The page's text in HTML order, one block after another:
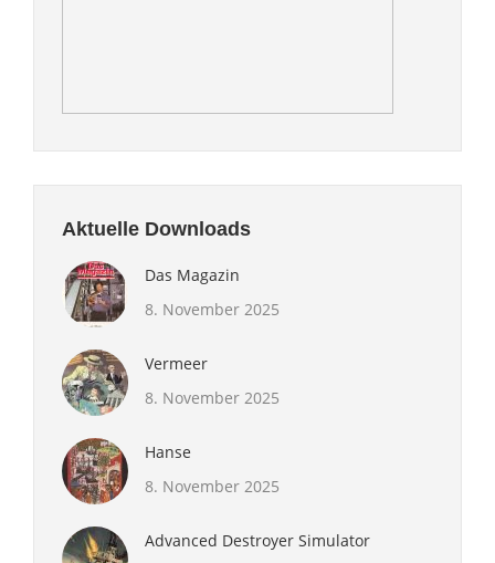
Aktuelle Downloads
Das Magazin
8. November 2025
Vermeer
8. November 2025
Hanse
8. November 2025
Advanced Destroyer Simulator